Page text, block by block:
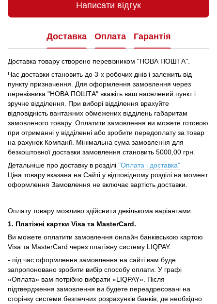
Написати відгук
Доставка Оплата Гарантія
Доставка товару створено перевізником "НОВА ПОШТА".
Час доставки становить до 3-х робочих днів і залежить від
пункту призначення. Для оформлення замовлення через
перевізника "НОВА ПОШТА" вкажіть ваш населений пункт і
зручне відділення.
При виборі відділення врахуйте
відповідність вантажних обмежених відділень габаритам
замовленого товару. Оплатити замовлення ви можете готовою
при отриманні у відділенні або зробити передоплату за товар
на рахунок Компанії. Мінімальна сума замовлення для
безкоштовної доставки замовлення становить 5000,00 грн.
Детальніше про доставку в розділі "Оплата і доставка"
Ціна товару вказана на Сайті у відповідному розділі на момент
оформлення Замовлення не включає вартість доставки.
Оплату товару можливо здійснити декількома варіантами:
1. Платіжні картки Visa та MasterCard.
Ви можете оплатити замовлення онлайн банківською картою
Visa та MasterCard через платіжну систему LIQPAY.
- під час оформлення замовлення на сайті вам буде
запропоновано зробити вибір способу оплати. У графі
«Оплата» вам потрібно вибрати «LIQPAY». Після
підтвердження замовлення ви будете переадресовані на
сторінку системи безпечних розрахунків банків, де необхідно